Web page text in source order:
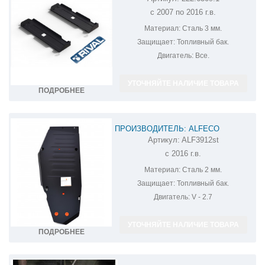
ПОДРОБНЕЕ
PATRIOT 222.6309.1
с 2007 по 2016 г.в.
Материал: Сталь 3 мм.
Защищает: Топливный бак.
Двигатель:Все.
ПОДРОБНЕЕ
ПРОИЗВОДИТЕЛЬ: ALFECO
ЗАЩИТА ТОПЛИВНОГО БАКА УАЗ
PATRIOT ALF3912ST
Артикул: ALF3912st
с 2016 г.в.
Материал: Сталь 2 мм.
Защищает: Топливный бак.
Двигатель: V - 2.7